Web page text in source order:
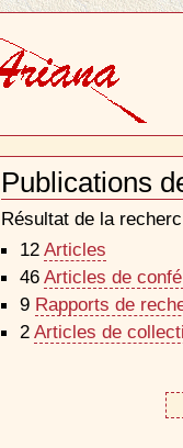
Publications
Document
Actions
Résultat de la
12 Articles
46 Articles de
9 Rapports de
2 Articles de